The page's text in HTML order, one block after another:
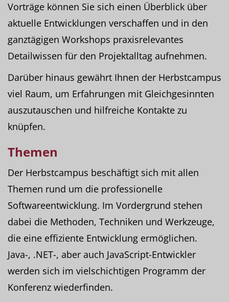
Vorträge können Sie sich einen Überblick über
aktuelle Entwicklungen verschaffen und in den
ganztägigen Workshops praxisrelevantes
Detailwissen für den Projektalltag aufnehmen.
Darüber hinaus gewährt Ihnen der Herbstcampus
viel Raum, um Erfahrungen mit Gleichgesinnten
auszutauschen und hilfreiche Kontakte zu
knüpfen.
Themen
Der Herbstcampus beschäftigt sich mit allen
Themen rund um die professionelle
Softwareentwicklung. Im Vordergrund stehen
dabei die Methoden, Techniken und Werkzeuge,
die eine effiziente Entwicklung ermöglichen.
Java-, .NET-, aber auch JavaScript-Entwickler
werden sich im vielschichtigen Programm der
Konferenz wiederfinden.